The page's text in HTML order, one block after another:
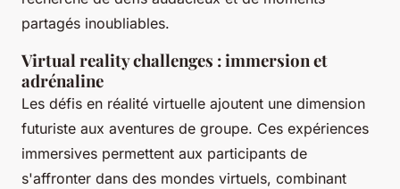
partagés inoubliables.
Virtual reality challenges : immersion et
adrénaline
Les défis en réalité virtuelle ajoutent une dimension
futuriste aux aventures de groupe. Ces expériences
immersives permettent aux participants de
s'affronter dans des mondes virtuels, combinant